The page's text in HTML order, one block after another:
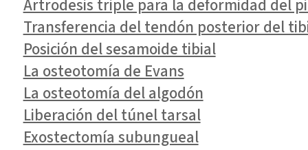
Artrodesis triple para la deformidad del
Transferencia del tendón posterior del
Posición del sesamoide tibial
La osteotomía de Evans
La osteotomía del algodón
Liberación del túnel tarsal
Exostectomía subungueal